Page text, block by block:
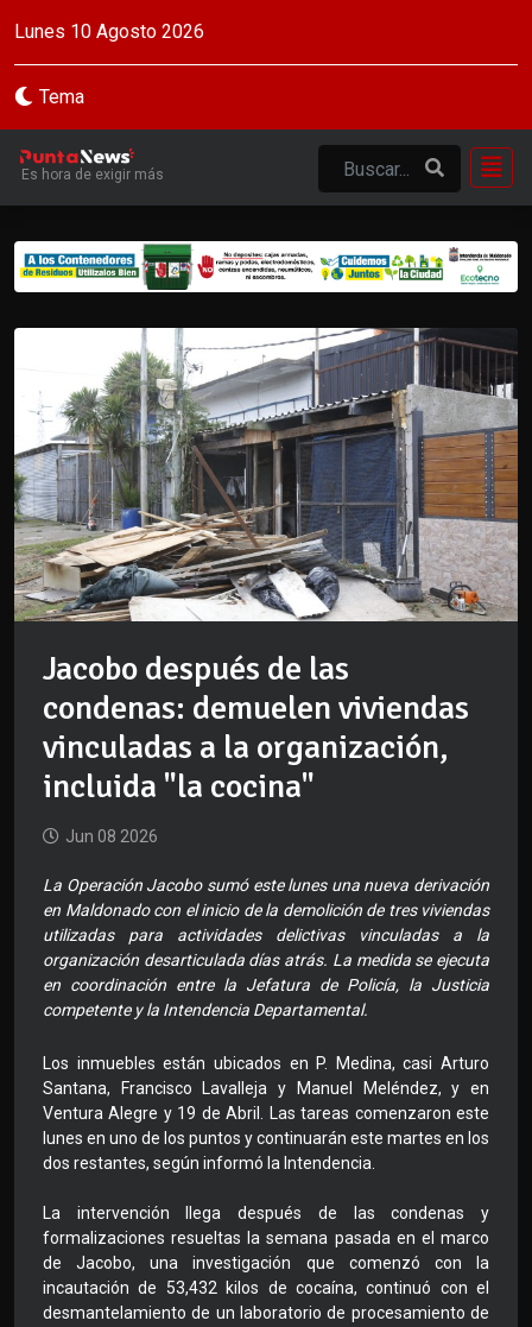
Lunes 10 Agosto 2026
Tema
Es hora de exigir más
Jacobo después de las
condenas: demuelen viviendas
vinculadas a la organización,
incluida "la cocina"
Jun 08 2026
La Operación Jacobo sumó este lunes una nueva derivación
en Maldonado con el inicio de la demolición de tres viviendas
utilizadas para actividades delictivas vinculadas a la
organización desarticulada días atrás. La medida se ejecuta
en coordinación entre la Jefatura de Policía, la Justicia
competente y la Intendencia Departamental.
Los inmuebles están ubicados en P. Medina, casi Arturo
Santana, Francisco Lavalleja y Manuel Meléndez, y en
Ventura Alegre y 19 de Abril. Las tareas comenzaron este
lunes en uno de los puntos y continuarán este martes en los
dos restantes, según informó la Intendencia.
La intervención llega después de las condenas y
formalizaciones resueltas la semana pasada en el marco
de Jacobo, una investigación que comenzó con la
incautación de 53,432 kilos de cocaína, continuó con el
desmantelamiento de un laboratorio de procesamiento de